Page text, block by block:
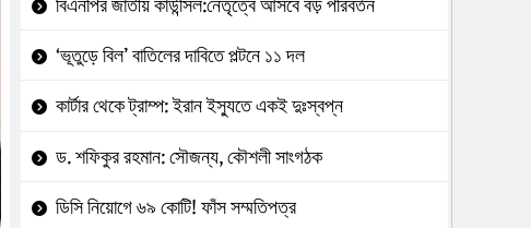
‘ভূতুড়ে বিল’ বাতিলের দাবিতে পল্টনে ১১ দল
কার্টার থেকে ট্রাম্প: ইরান ইস্যুতে একই দুঃস্বপ্ন
ড. শফিকুর রহমান: সৌজন্য, কৌশলী সাংগঠক
ডিসি নিয়োগে ৬৯ কোটি! ফাঁস সম্মতিপত্র